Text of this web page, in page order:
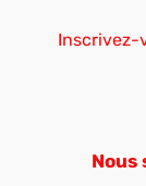
Inscrivez-
Nous